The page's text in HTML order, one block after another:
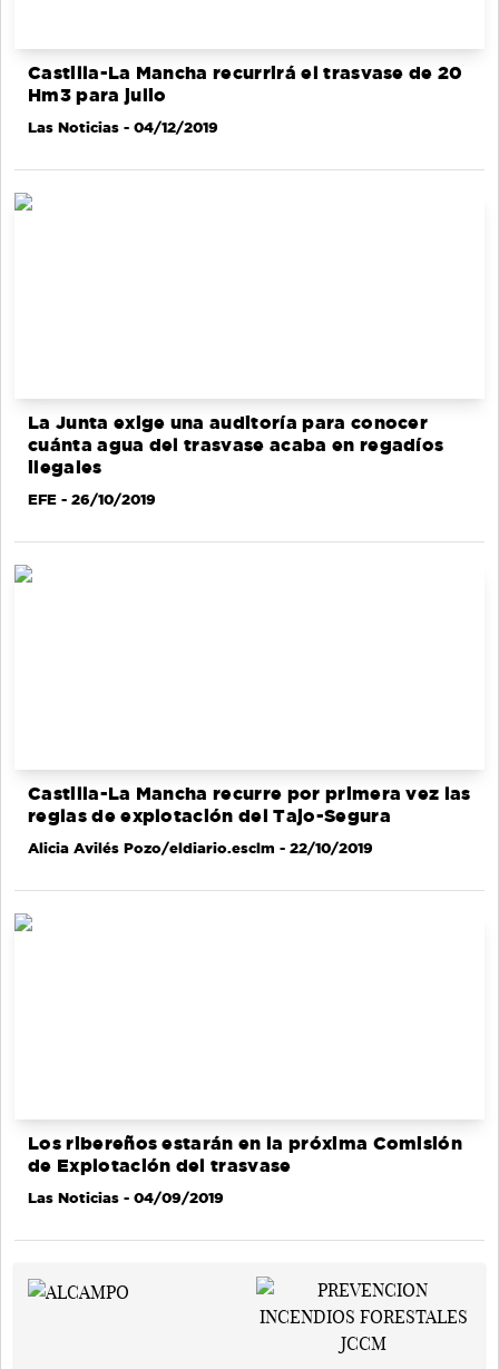
Castilla-La Mancha recurrirá el trasvase de 20
Hm3 para julio
Las Noticias - 04/12/2019
La Junta exige una auditoría para conocer
cuánta agua del trasvase acaba en regadíos
ilegales
EFE - 26/10/2019
Castilla-La Mancha recurre por primera vez las
reglas de explotación del Tajo-Segura
Alicia Avilés Pozo/eldiario.esclm - 22/10/2019
Los ribereños estarán en la próxima Comisión
de Explotación del trasvase
Las Noticias - 04/09/2019